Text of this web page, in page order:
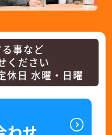
事など
ください
日 水曜・日曜